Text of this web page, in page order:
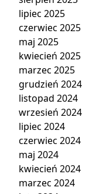
lipiec 2025
czerwiec 2025
maj 2025
kwiecień 2025
marzec 2025
grudzień 2024
listopad 2024
wrzesień 2024
lipiec 2024
czerwiec 2024
maj 2024
kwiecień 2024
marzec 2024